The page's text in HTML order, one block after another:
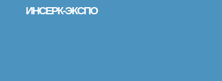
ИНСЕРК-ЭКСПО